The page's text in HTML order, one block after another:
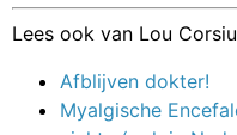
Lees ook van Lou
Afblijven dokter!
Myalgische